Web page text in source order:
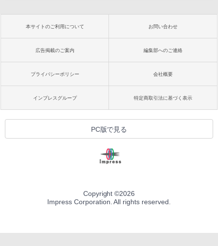
本サイトのご利用について お問い合わせ
広告掲載のご案内 編集部へのご連絡
プライバシーポリシー 会社概要
インプレスグループ 特定商取引法に基づく表示
PC版で見る
Copyright ©2026
Impress Corporation. All rights reserved.